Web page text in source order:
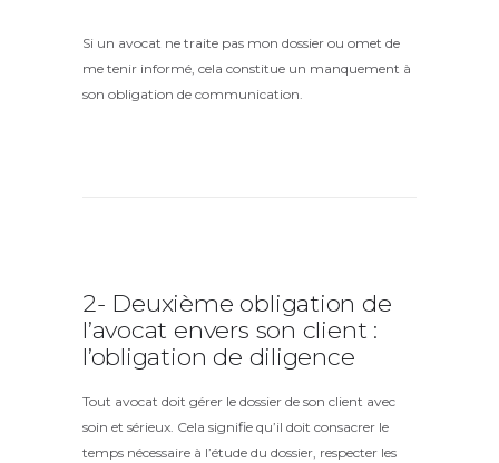
Si un avocat ne traite pas mon dossier ou omet de
me tenir informé, cela constitue un manquement à
son obligation de communication.
2- Deuxième obligation de
l’avocat envers son client :
l’obligation de diligence
Tout avocat doit gérer le dossier de son client avec
soin et sérieux. Cela signifie qu’il doit consacrer le
temps nécessaire à l’étude du dossier, respecter les